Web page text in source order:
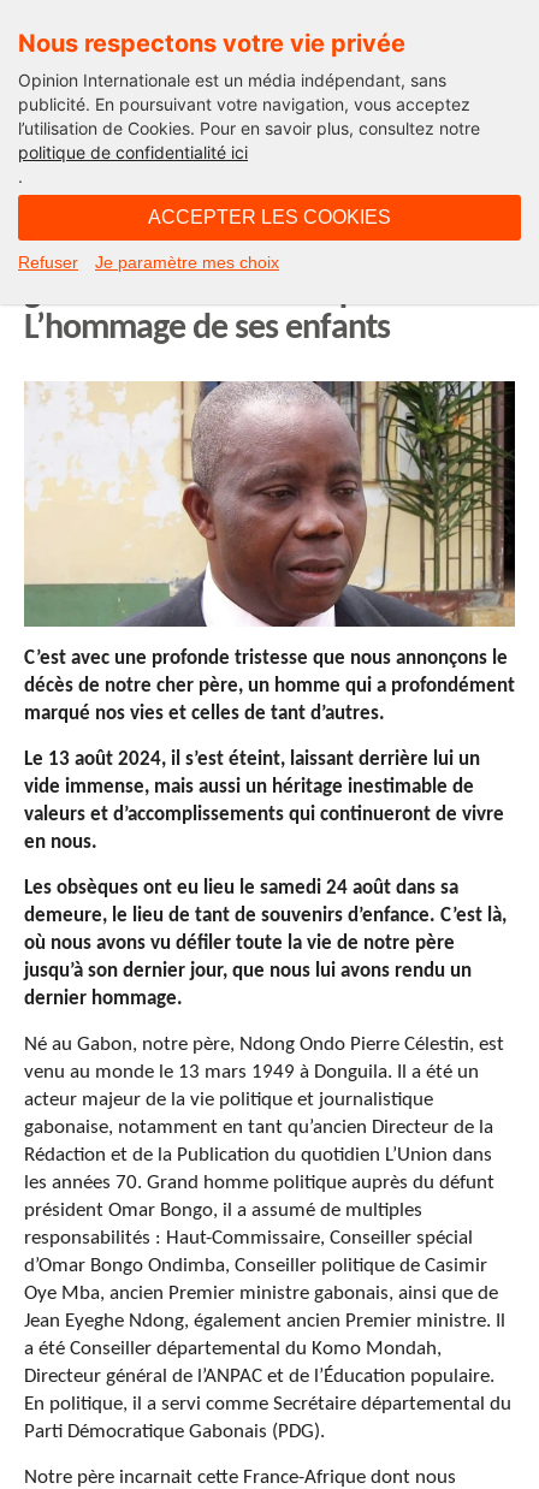
Nous respectons votre vie privée
Opinion Internationale est un média indépendant, sans
publicité. En poursuivant votre navigation, vous acceptez
l’utilisation de Cookies. Pour en savoir plus, consultez notre
politique de confidentialité ici
.
ACCEPTER LES COOKIES
Refuser Je paramètre mes choix
Non classé
Pierre Célestin Ndong Ondo : un
L’hommage de ses enfants
C’est avec une profonde tristesse que nous annonçons le
décès de notre cher père, un homme qui a profondément
marqué nos vies et celles de tant d’autres.
Le 13 août 2024, il s’est éteint, laissant derrière lui un
vide immense, mais aussi un héritage inestimable de
valeurs et d’accomplissements qui continueront de vivre
en nous.
Les obsèques ont eu lieu le samedi 24 août dans sa
demeure, le lieu de tant de souvenirs d’enfance. C’est là,
où nous avons vu défiler toute la vie de notre père
jusqu’à son dernier jour, que nous lui avons rendu un
dernier hommage.
Né au Gabon, notre père, Ndong Ondo Pierre Célestin, est
venu au monde le 13 mars 1949 à Donguila. Il a été un
acteur majeur de la vie politique et journalistique
gabonaise, notamment en tant qu’ancien Directeur de la
Rédaction et de la Publication du quotidien L’Union dans
les années 70. Grand homme politique auprès du défunt
président Omar Bongo, il a assumé de multiples
responsabilités : Haut-Commissaire, Conseiller spécial
d’Omar Bongo Ondimba, Conseiller politique de Casimir
Oye Mba, ancien Premier ministre gabonais, ainsi que de
Jean Eyeghe Ndong, également ancien Premier ministre. Il
a été Conseiller départemental du Komo Mondah,
Directeur général de l’ANPAC et de l’Éducation populaire.
En politique, il a servi comme Secrétaire départemental du
Parti Démocratique Gabonais (PDG).
Notre père incarnait cette France-Afrique dont nous